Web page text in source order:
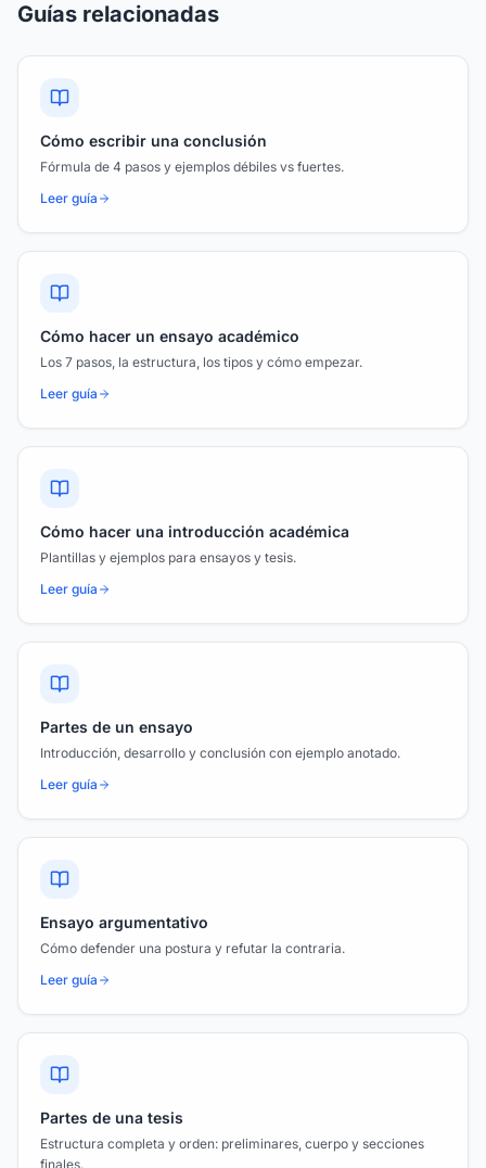
Guías relacionadas
Cómo escribir una conclusión
Fórmula de 4 pasos y ejemplos débiles vs fuertes.
Leer guía
Cómo hacer un ensayo académico
Los 7 pasos, la estructura, los tipos y cómo empezar.
Leer guía
Cómo hacer una introducción académica
Plantillas y ejemplos para ensayos y tesis.
Leer guía
Partes de un ensayo
Introducción, desarrollo y conclusión con ejemplo anotado.
Leer guía
Ensayo argumentativo
Cómo defender una postura y refutar la contraria.
Leer guía
Partes de una tesis
Estructura completa y orden: preliminares, cuerpo y secciones
finales.